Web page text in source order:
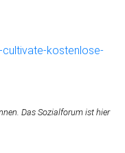
kostenlose-
Das Sozialforum ist hier